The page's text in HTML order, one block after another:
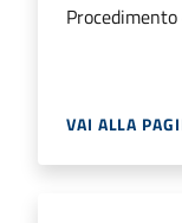
VAI ALLA